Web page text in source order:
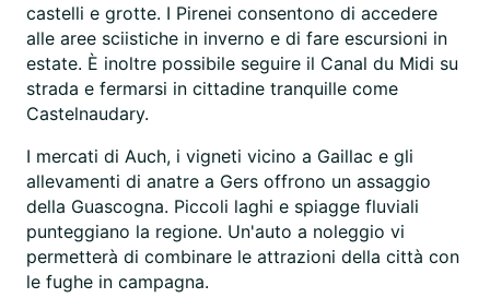
castelli e grotte. I Pirenei consentono di accedere
alle aree sciistiche in inverno e di fare escursioni in
estate. È inoltre possibile seguire il Canal du Midi su
strada e fermarsi in cittadine tranquille come
Castelnaudary.
I mercati di Auch, i vigneti vicino a Gaillac e gli
allevamenti di anatre a Gers offrono un assaggio
della Guascogna. Piccoli laghi e spiagge fluviali
punteggiano la regione. Un'auto a noleggio vi
permetterà di combinare le attrazioni della città con
le fughe in campagna.